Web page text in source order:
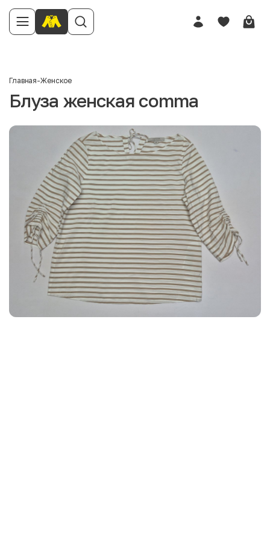
Главная-Женское
Блуза женская comma